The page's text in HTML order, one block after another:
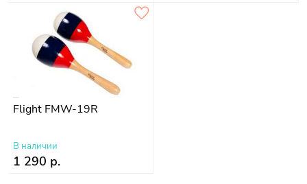
Flight FMW-19R
В наличии
1 290 р.